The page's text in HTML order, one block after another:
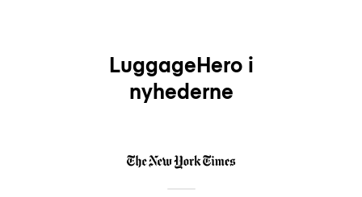
LuggageHero i
nyhederne